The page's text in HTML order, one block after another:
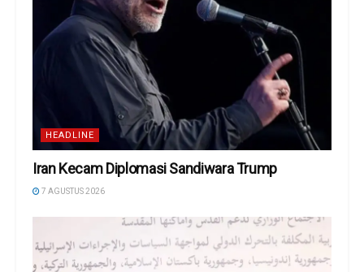
HEADLINE
Iran Kecam Diplomasi Sandiwara Trump
7 AGUSTUS 2026